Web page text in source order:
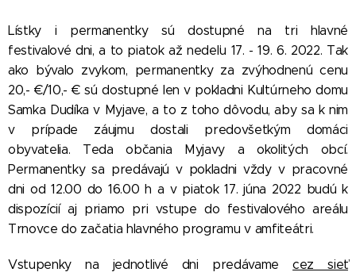
Lístky i permanentky sú dostupné na tri hlavné
festivalové dni, a to piatok až nedeľu 17. - 19. 6. 2022. Tak
ako bývalo zvykom, permanentky za zvýhodnenú cenu
20,- €/10,- € sú dostupné len v pokladni Kultúrneho domu
Samka Dudíka v Myjave, a to z toho dôvodu, aby sa k nim
v prípade záujmu dostali predovšetkým domáci
obyvatelia. Teda občania Myjavy a okolitých obcí.
Permanentky sa predávajú v pokladni vždy v pracovné
dni od 12.00 do 16.00 h a v piatok 17. júna 2022 budú k
dispozícií aj priamo pri vstupe do festivalového areálu
Trnovce do začatia hlavného programu v amfiteátri.
Vstupenky na jednotlivé dni predávamecez sieť